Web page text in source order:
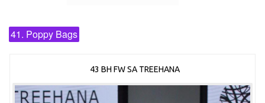
41. Poppy Bags
43 BH FW SA TREEHANA